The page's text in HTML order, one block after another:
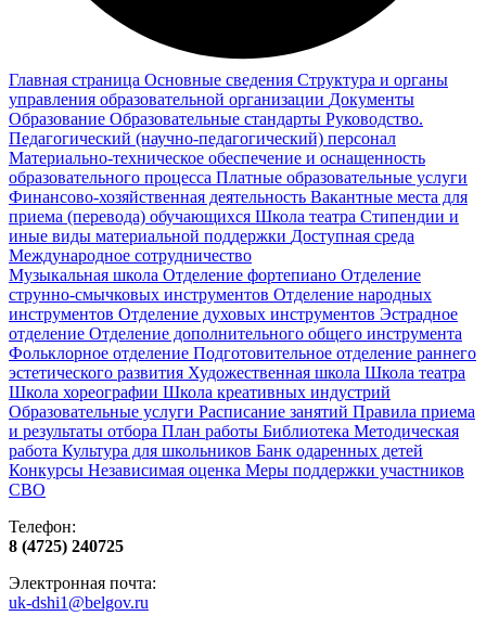
Главная страница Основные сведения Структура и органы
управления образовательной организации Документы
Образование Образовательные стандарты Руководство.
Педагогический (научно-педагогический) персонал
Материально-техническое обеспечение и оснащенность
образовательного процесса Платные образовательные услуги
Финансово-хозяйственная деятельность Вакантные места для
приема (перевода) обучающихся Школа театра Стипендии и
иные виды материальной поддержки Доступная среда
Международное сотрудничество
Музыкальная школа Отделение фортепиано Отделение
струнно-смычковых инструментов Отделение народных
инструментов Отделение духовых инструментов Эстрадное
отделение Отделение дополнительного общего инструмента
Фольклорное отделение Подготовительное отделение раннего
эстетического развития Художественная школа Школа‌‌‌‌ театра
Школа хореографии Школа креативных индустрий
Образовательные услуги Расписание занятий Правила приема
и результаты отбора План работы Библиотека Методическая
работа Культура для школьников Банк одаренных детей
Конкурсы Независимая оценка Меры поддержки участников
СВО
Телефон:
8 (4725) 240725
Электронная почта:
uk-dshi1@belgov.ru